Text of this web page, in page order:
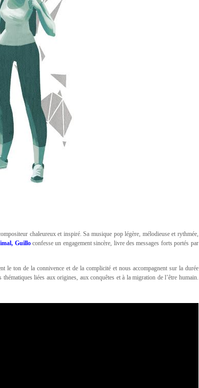
chaleureux et inspiré. Sa musique pop légère, mélodieuse et rythmée,
Guilloconfesse un engagement sincère, livre des messages forts portés par
le ton de la connivence et de la complicité et nous accompagnent sur la durée
thématiques liées aux origines, aux conquêtes et à la migration de l’être humain.